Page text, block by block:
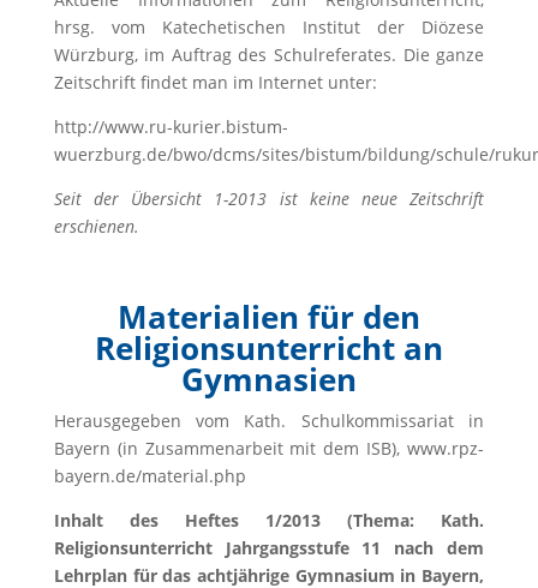
hrsg. vom Katechetischen Institut der Diözese
Würzburg, im Auftrag des Schulreferates. Die ganze
Zeitschrift findet man im Internet unter:
http://www.ru-kurier.bistum-
wuerzburg.de/bwo/dcms/sites/bistum/bildung/schule/
Seit der Übersicht 1-2013 ist keine neue Zeitschrift
erschienen.
Materialien für den
Religionsunterricht an
Gymnasien
Herausgegeben vom Kath. Schulkommissariat in
Bayern (in Zusammenarbeit mit dem ISB), www.rpz-
bayern.de/material.php
Inhalt des Heftes 1/2013 (Thema: Kath.
Religionsunterricht Jahrgangsstufe 11 nach dem
Lehrplan für das achtjährige Gymnasium in Bayern,